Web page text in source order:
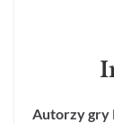
Autorzy gry